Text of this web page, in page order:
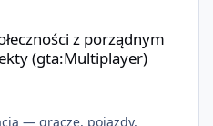
z porządnym
(gta:Multiplayer)
— gracze, pojazdy,